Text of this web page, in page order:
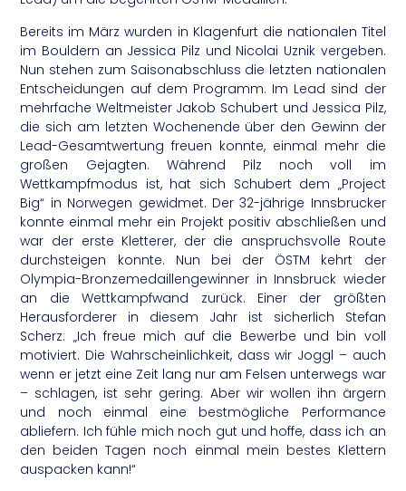
Bereits im März wurden in Klagenfurt die nationalen Titel
im Bouldern an Jessica Pilz und Nicolai Uznik vergeben.
Nun stehen zum Saisonabschluss die letzten nationalen
Entscheidungen auf dem Programm. Im Lead sind der
mehrfache Weltmeister Jakob Schubert und Jessica Pilz,
die sich am letzten Wochenende über den Gewinn der
Lead-Gesamtwertung freuen konnte, einmal mehr die
großen Gejagten. Während Pilz noch voll im
Wettkampfmodus ist, hat sich Schubert dem „Project
Big“ in Norwegen gewidmet. Der 32-jährige Innsbrucker
konnte einmal mehr ein Projekt positiv abschließen und
war der erste Kletterer, der die anspruchsvolle Route
durchsteigen konnte. Nun bei der ÖSTM kehrt der
Olympia-Bronzemedaillengewinner in Innsbruck wieder
an die Wettkampfwand zurück. Einer der größten
Herausforderer in diesem Jahr ist sicherlich Stefan
Scherz: „Ich freue mich auf die Bewerbe und bin voll
motiviert. Die Wahrscheinlichkeit, dass wir Joggl – auch
wenn er jetzt eine Zeit lang nur am Felsen unterwegs war
– schlagen, ist sehr gering. Aber wir wollen ihn ärgern
und noch einmal eine bestmögliche Performance
abliefern. Ich fühle mich noch gut und hoffe, dass ich an
den beiden Tagen noch einmal mein bestes Klettern
auspacken kann!“